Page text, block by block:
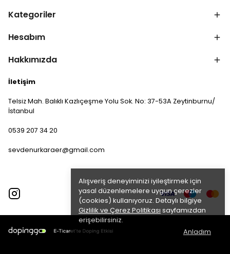
Alışveriş deneyiminizi iyileştirmek için
yasal düzenlemelere uygun çerezler
(cookies) kullanıyoruz. Detaylı bilgiye
Gizlilik ve Çerez Politikası sayfamızdan
erişebilirsiniz.
Anladım
Kategoriler
Hesabım
Hakkımızda
İletişim
Telsiz Mah. Balıklı Kazlıçeşme Yolu Sok. No: 37-53A Zeytinburnu/
İstanbul
0539 207 34 20
sevdenurkaraer@gmail.com